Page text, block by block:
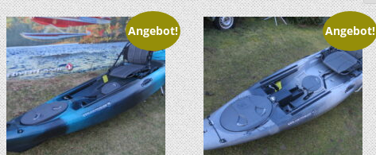
SUP AIR SUP
MODUL KAJAKS
LUFTBOOTE
LEICHTE BOOTE FÜR IHR
WOHNMOBIL
WILDERNESS SYSTEMS
ZUBEHÖR
DOPPELPADDEL
STECHPADDEL
WESTEN & SICHERHEIT
Angebot! Angebot!